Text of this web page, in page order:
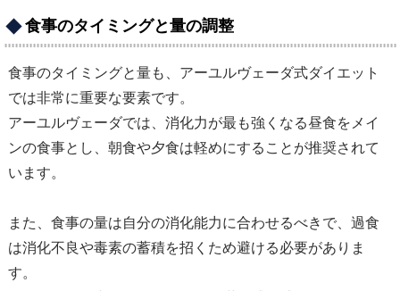
食事のタイミングと量の調整
食事のタイミングと量も、アーユルヴェーダ式ダイエット
では非常に重要な要素です。
アーユルヴェーダでは、消化力が最も強くなる昼食をメイ
ンの食事とし、朝食や夕食は軽めにすることが推奨されて
います。
また、食事の量は自分の消化能力に合わせるべきで、過食
は消化不良や毒素の蓄積を招くため避ける必要がありま
す。